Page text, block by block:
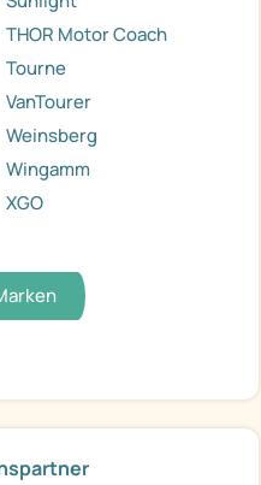
THOR Motor Coach
Tourne
VanTourer
Weinsberg
Wingamm
XGO